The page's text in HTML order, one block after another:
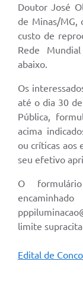
Doutor José
de Minas/MG,
custo de
Rede
abaixo.
Os
até o dia 30
Pública,
acima
ou críticas aos
seu efetivo
O
limite
Edital de